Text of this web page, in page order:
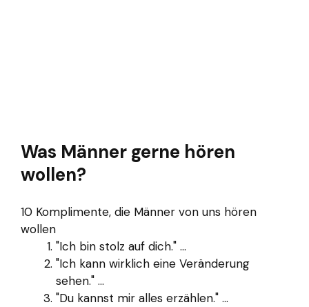
Was Männer gerne hören
wollen?
10 Komplimente, die Männer von uns hören
wollen
"Ich bin stolz auf dich." ...
"Ich kann wirklich eine Veränderung
sehen." ...
"Du kannst mir alles erzählen." ...